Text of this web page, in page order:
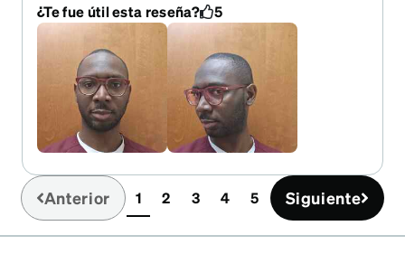
the bridge of my nose to adjust to it, but that is not
unusual because it is just a new pair. People
around me keep giving me complements . That's
just a bonus.
¿Te fue útil esta reseña? 5
Anterior 1(current)
2 3 4 5 Siguiente